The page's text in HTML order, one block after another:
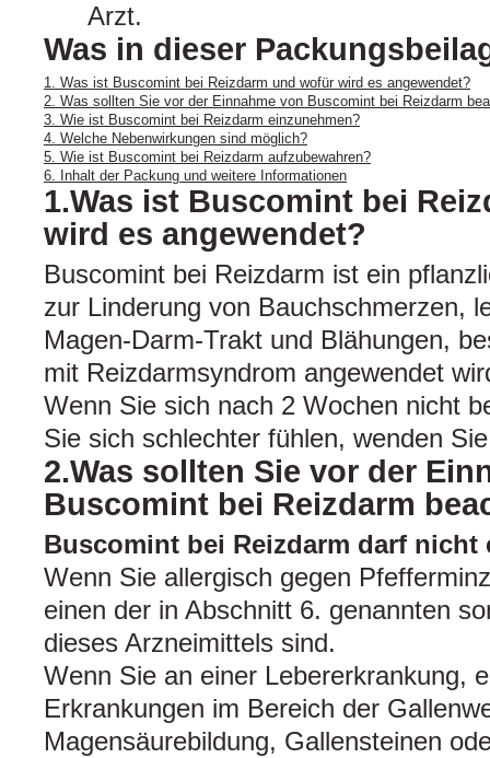
Arzt.
Was in dieser
1. Was ist Buscomint bei Reizdarm und wofür wird es angewendet?
2. Was sollten Sie vor der Einnahme von Buscomint bei Reizdarm
3. Wie ist Buscomint bei Reizdarm einzunehmen?
4. Welche Nebenwirkungen sind möglich?
5. Wie ist Buscomint bei Reizdarm aufzubewahren?
6. Inhalt der Packung und weitere Informationen
1.Was ist Buscomint bei
wird es angewendet?
Buscomint bei Reizdarm ist ein
zur Linderung von Bauchschmerzen,
Magen-Darm-Trakt und Blähungen,
mit Reizdarmsyndrom angewendet
Wenn Sie sich nach 2 Wochen nicht
Sie sich schlechter fühlen, wenden
2.Was sollten Sie vor der
Buscomint bei Reizdarm
Buscomint bei Reizdarm darf nicht
Wenn Sie allergisch gegen
einen der in Abschnitt 6. genannten
dieses Arzneimittels sind.
Wenn Sie an einer Lebererkrankung,
Erkrankungen im Bereich der
Magensäurebildung, Gallensteinen